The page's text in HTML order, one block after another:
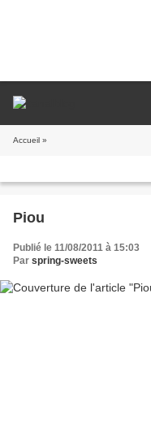
Accueil »
Piou
Publié le 11/08/2011 à 15:03
Par spring-sweets